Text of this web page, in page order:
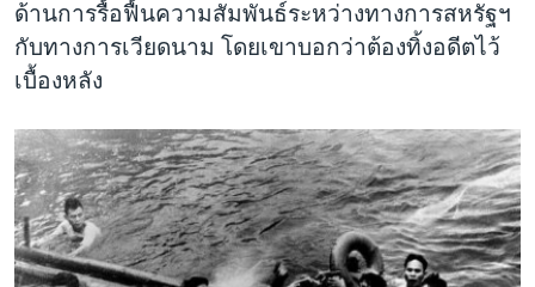
ด้านการรื้อฟื้นความสัมพันธ์ระหว่างทางการสหรัฐฯ
กับทางการเวียดนาม โดยเขาบอกว่าต้องทิ้งอดีตไว้
เบื้องหลัง